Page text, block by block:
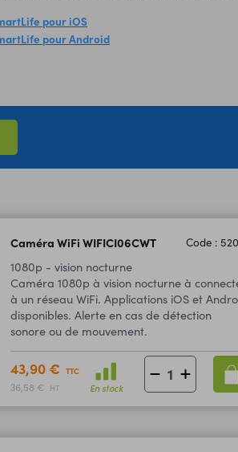
pour iOS
pour Android
Caméra WiFi WIFICI06CWT Code :
1080p - vision nocturne
Caméra 1080p à vision nocturne à
à un réseau WiFi. Applications iOS et
disponibles. Alerte en cas de détection
sonore ou de mouvement.
43,90 € TTC
36,58 € HT En stock